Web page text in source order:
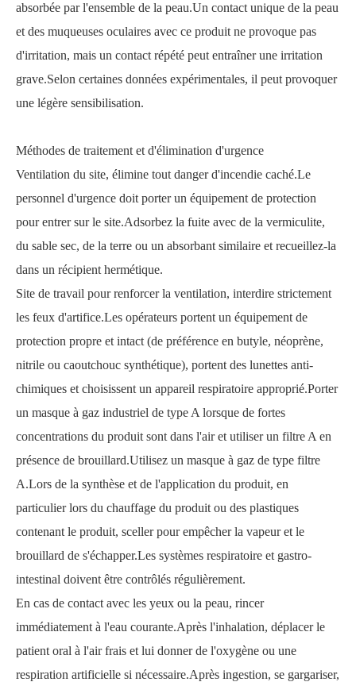
absorbée par l'ensemble de la peau.Un contact unique de la peau
et des muqueuses oculaires avec ce produit ne provoque pas
d'irritation, mais un contact répété peut entraîner une irritation
grave.Selon certaines données expérimentales, il peut provoquer
une légère sensibilisation.
Méthodes de traitement et d'élimination d'urgence
Ventilation du site, élimine tout danger d'incendie caché.Le
personnel d'urgence doit porter un équipement de protection
pour entrer sur le site.Adsorbez la fuite avec de la vermiculite,
du sable sec, de la terre ou un absorbant similaire et recueillez-la
dans un récipient hermétique.
Site de travail pour renforcer la ventilation, interdire strictement
les feux d'artifice.Les opérateurs portent un équipement de
protection propre et intact (de préférence en butyle, néoprène,
nitrile ou caoutchouc synthétique), portent des lunettes anti-
chimiques et choisissent un appareil respiratoire approprié.Porter
un masque à gaz industriel de type A lorsque de fortes
concentrations du produit sont dans l'air et utiliser un filtre A en
présence de brouillard.Utilisez un masque à gaz de type filtre
A.Lors de la synthèse et de l'application du produit, en
particulier lors du chauffage du produit ou des plastiques
contenant le produit, sceller pour empêcher la vapeur et le
brouillard de s'échapper.Les systèmes respiratoire et gastro-
intestinal doivent être contrôlés régulièrement.
En cas de contact avec les yeux ou la peau, rincer
immédiatement à l'eau courante.Après l'inhalation, déplacer le
patient oral à l'air frais et lui donner de l'oxygène ou une
respiration artificielle si nécessaire.Après ingestion, se gargariser,